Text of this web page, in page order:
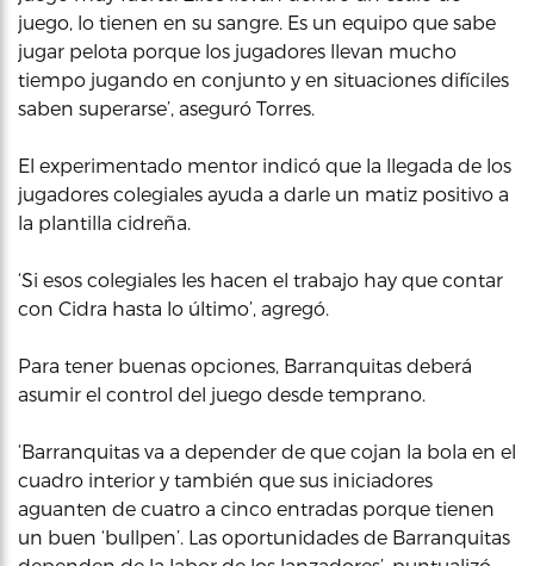
juego, lo tienen en su sangre. Es un equipo que sabe
jugar pelota porque los jugadores llevan mucho
tiempo jugando en conjunto y en situaciones difíciles
saben superarse’, aseguró Torres.
El experimentado mentor indicó que la llegada de los
jugadores colegiales ayuda a darle un matiz positivo a
la plantilla cidreña.
‘Si esos colegiales les hacen el trabajo hay que contar
con Cidra hasta lo último’, agregó.
Para tener buenas opciones, Barranquitas deberá
asumir el control del juego desde temprano.
‘Barranquitas va a depender de que cojan la bola en el
cuadro interior y también que sus iniciadores
aguanten de cuatro a cinco entradas porque tienen
un buen ‘bullpen’. Las oportunidades de Barranquitas